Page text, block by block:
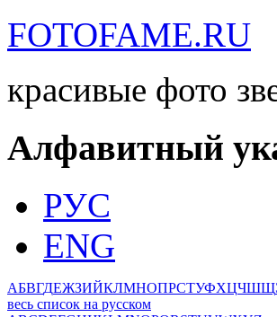
FOTOFAME.RU
красивые фото
Алфавитный
РУС
ENG
АБВГДЕЖЗИЙКЛМНОПРСТУФХЦЧШЩ
весь список на русском